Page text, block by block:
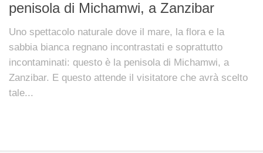
penisola di Michamwi, a Zanzibar
Uno spettacolo naturale dove il mare, la flora e la
sabbia bianca regnano incontrastati e soprattutto
incontaminati: questo è la penisola di Michamwi, a
Zanzibar. E questo attende il visitatore che avrà scelto
tale...